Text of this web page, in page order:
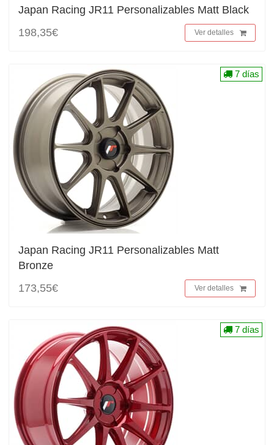
Japan Racing JR11 Personalizables Matt Black
198,35€
Ver detalles
Japan Racing JR11 Personalizables Matt
Bronze
173,55€
Ver detalles
7 días
7 días